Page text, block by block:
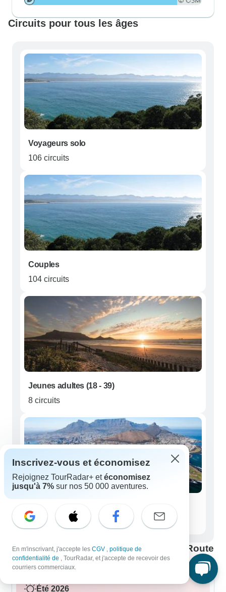
Circuits pour tous les âges
Voyageurs solo
106 circuits
Couples
104 circuits
Jeunes adultes (18 - 39)
8 circuits
50 circuits
Meilleure période pour visiter Garden Route
Été 2026
Inscrivez-vous et économisez
Rejoignez TourRadar+ etéconomisez
jusqu'à 7% sur nos 50 000 aventures.
En m'inscrivant, j'accepte les CGV , politique de
confidentialité de , TourRadar, et j'accepte de recevoir des
courriers commerciaux.